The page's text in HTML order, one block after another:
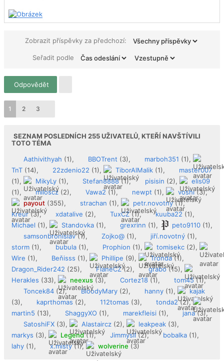
Zobrazit příspěvky za předchozí:
Seřadit podle
Odpovědět
1 2 3
SEZNAM POSLEDNÍCH 255UŽIVATELŮ, KTEŘÍ NAVŠTÍVILI
TOTO TÉMA
Aathivithyah (1), BBOTrent (3), marboh351 (1),
TnT (14), 22zdenio22 (1), TiborAlMalik (1),
master007
(1),
MikyLy (1), Stefan8888(1), pisisin (2),
elis09
(1),
miloscz (2), Vawa2(1), newpt (1), voshi(3),
payout (355), strachan (1), petr.novotny(1),
Kreur(3), xdatalive (2), TuxCZ(1), kuuba22(1),
Michael (1), Standovka (1), grexrinn (1), peto9110 (1),
samsonbronislav(1), Zojko@ (1), jiří.novotný (1),
storm (1), bubula (1), Prophion (1), tomisekc (2),
Wire (1), Beňisss (1), Phillipe (9), Tronda(1),
Dragon_Rider242 (25), FlaneCZ(2), grabo(15),
Herakles (33), neexus(3), Cortez18(1), tom45(1),
Toncek84 (2), BloodyMary (2), hanny (1),
kajak
(3),
kaprthomas(2), 112tomas (3), tonda2(2),
martin5 (13), ShaggyXO (1), marekfleisi (1), jana(3),
SatoshiFX (3), Alastaircz (2), leakpeak (3),
markys (3), Legend(1), Jimmysil(2), bobalka (1),
lahy (1), x.misty(1), wolverine(3)